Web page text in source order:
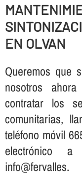
EN OLVAN
Queremos que
nosotros
contratar los
comunitarias,
teléfono móvil
electrónico
info@fervalles.